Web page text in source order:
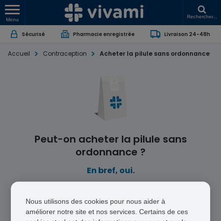
Menu
Rechercher...
Sécurisé Pharmacie enregistrée Livraison 24-48h
Accueil Contraception Acheter la pilule sans ordonnance
Peut-on acheter la pilule sans
ordonnance ?
En bref, oui.
Nous utilisons des cookies pour nous aider à
améliorer notre site et nos services. Certains de ces